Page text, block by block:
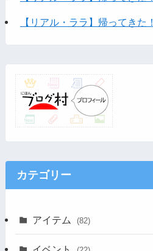
【リアル・ララ】帰ってきた！
カテゴリー
アイテム (82)